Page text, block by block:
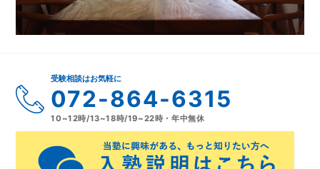
受験相談はお気軽に
072-864-6315
10~12時/13~18時/19~22時・年中無休